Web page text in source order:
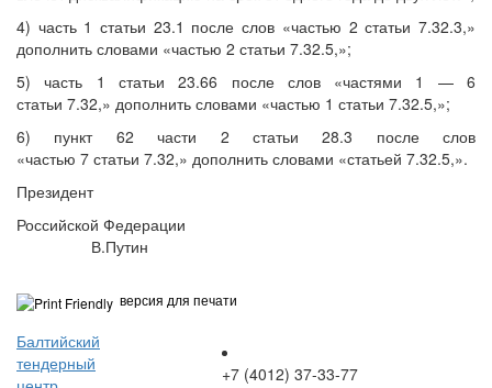
4) часть 1 статьи 23.1 после слов «частью 2 статьи 7.32.3,»
дополнить словами «частью 2 статьи 7.32.5,»;
5) часть 1 статьи 23.66 после слов «частями 1 — 6
статьи 7.32,» дополнить словами «частью 1 статьи 7.32.5,»;
6) пункт 62 части 2 статьи 28.3 после слов
«частью 7 статьи 7.32,» дополнить словами «статьей 7.32.5,».
Президент
Российской Федерации
В.Путин
версия для печати
Балтийский
тендерный
+7 (4012) 37-33-77